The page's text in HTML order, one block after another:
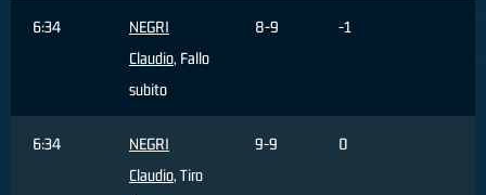
6:34
NEGRI
Claudio, Fallo
subito
8-9 -1
6:34
NEGRI
Claudio, Tiro
9-9 0